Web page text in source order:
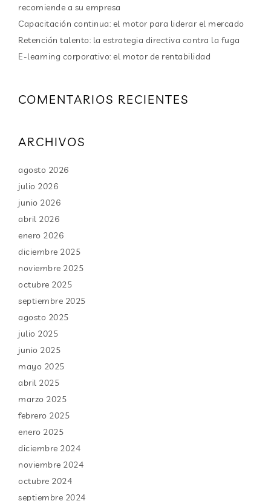
recomiende a su empresa
Capacitación continua: el motor para liderar el mercado
Retención talento: la estrategia directiva contra la fuga
E-learning corporativo: el motor de rentabilidad
COMENTARIOS RECIENTES
ARCHIVOS
agosto 2026
julio 2026
junio 2026
abril 2026
enero 2026
diciembre 2025
noviembre 2025
octubre 2025
septiembre 2025
agosto 2025
julio 2025
junio 2025
mayo 2025
abril 2025
marzo 2025
febrero 2025
enero 2025
diciembre 2024
noviembre 2024
octubre 2024
septiembre 2024